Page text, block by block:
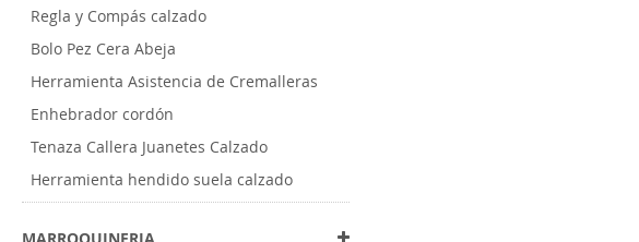
Regla y Compás calzado
Bolo Pez Cera Abeja
Herramienta Asistencia de Cremalleras
Enhebrador cordón
Tenaza Callera Juanetes Calzado
Herramienta hendido suela calzado